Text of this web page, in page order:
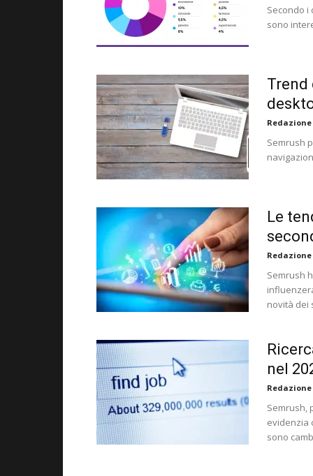
Secondo i
sono
Trend
Semrush
Le
Semrush
novità dei
nel
Semrush,
evidenzia
sono